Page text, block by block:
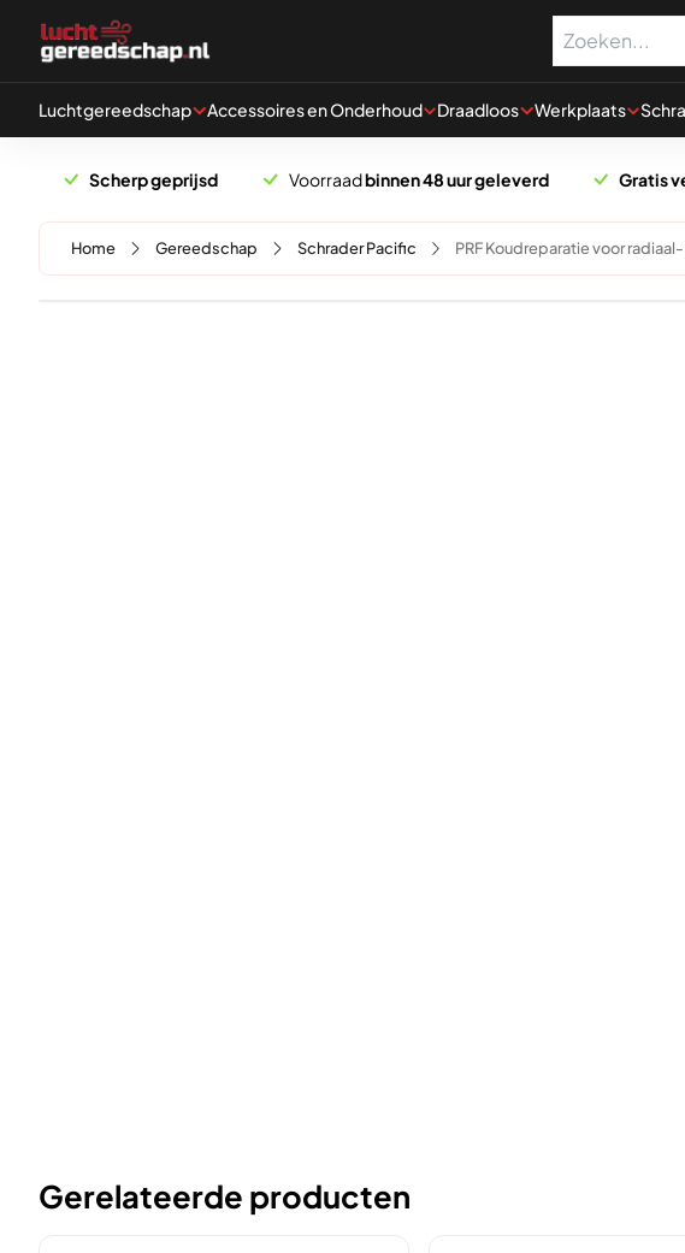
Luchtgereedschap Accessoires en Onderhoud Draadloos Werkplaats
Scherp geprijsd Voorraadbinnen 48 uur geleverd Gratis
Home Gereedschap Schrader Pacific PRF Koudreparatie voor
Gerelateerde producten